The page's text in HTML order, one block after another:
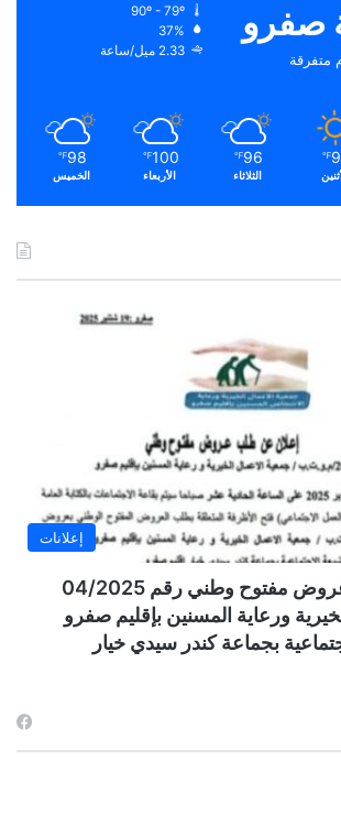
صفرو
متفرقة
37%
2.33 ميل/ساعة
℉
96
℉
الثلاثاء
100
℉
الأربعاء
98
℉
الخميس
إعلانات
إعلان عن طلب عروض مفتوح وطني رقم 04/2025
ورعاية المسنين بإقليم صفرو
بجماعة كندر سيدي خيار